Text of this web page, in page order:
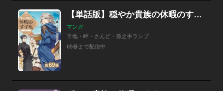
【単話版】穏やか貴族の休暇のすすめ。@COMIC
マンガ
百地・岬・さんど・孫之手ランプ
69巻まで配信中